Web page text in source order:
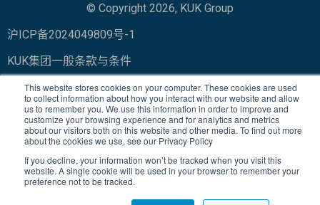
This website stores cookies on your computer. These cookies are used
to collect information about how you interact with our website and allow
us to remember you. We use this information in order to improve and
customize your browsing experience and for analytics and metrics
about our visitors both on this website and other media. To find out more
about the cookies we use, see our Privacy Policy
If you decline, your information won’t be tracked when you visit this
website. A single cookie will be used in your browser to remember your
preference not to be tracked.
© Copyright 2026, KUK Group
沪ICP备2024049809号-1
KUK集团一般条款与条件
隐私政策